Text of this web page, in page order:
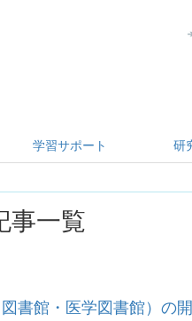
学習サポート 研
事一覧
図書館・医学図書館）の